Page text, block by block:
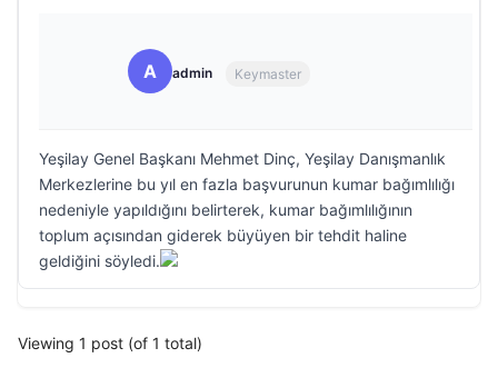
A admin Keymaster
Yeşilay Genel Başkanı Mehmet Dinç, Yeşilay Danışmanlık
Merkezlerine bu yıl en fazla başvurunun kumar bağımlılığı
nedeniyle yapıldığını belirterek, kumar bağımlılığının
toplum açısından giderek büyüyen bir tehdit haline
geldiğini söyledi.
Viewing 1 post (of 1 total)